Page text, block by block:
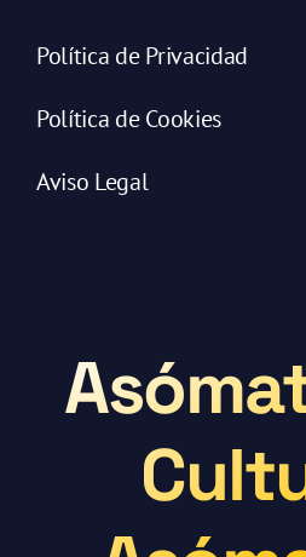
Política de Privacidad
Política de Cookies
Aviso Legal